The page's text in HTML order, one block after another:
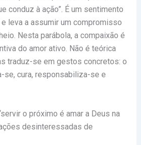
conduz à ação”. É um sentimento
leva a assumir um compromisso
Nesta parábola, a compaixão é
do amor ativo. Não é teórica
traduz-se em gestos concretos: o
se, cura, responsabiliza-se e
o próximo é amar a Deus na
desinteressadas de